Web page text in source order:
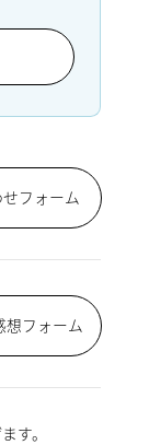
フォーム
想フォーム
す。